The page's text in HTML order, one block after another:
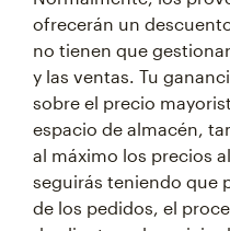
ofrecerán un
no tienen que
y las ventas. Tu
sobre el precio
espacio de almacén,
al máximo los precios
seguirás teniendo que
de los pedidos, el